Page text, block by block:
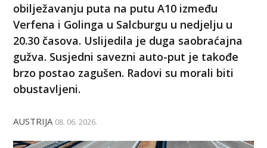
obilježavanju puta na putu A10 između
Verfena i Golinga u Salcburgu u nedjelju u
20.30 časova. Uslijedila je duga saobraćajna
gužva. Susjedni savezni auto-put je takođe
brzo postao zagušen. Radovi su morali biti
obustavljeni.
AUSTRIJA 08. 06. 2026.